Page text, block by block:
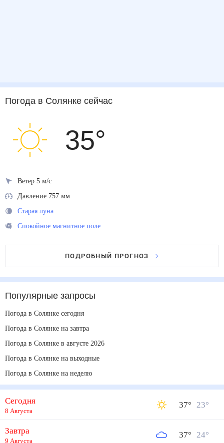
Погода в Солянкесейчас
35°
Ветер 5 м/с
Давление 757 мм
Старая луна
Спокойное магнитное поле
ПОДРОБНЫЙ ПРОГНОЗ
Популярные запросы
Погода в Солянке сегодня
Погода в Солянке на завтра
Погода в Солянке в августе 2026
Погода в Солянке на выходные
Погода в Солянке на неделю
Сегодня
8 Августа
37° 23°
Завтра
9 Августа
37° 24°